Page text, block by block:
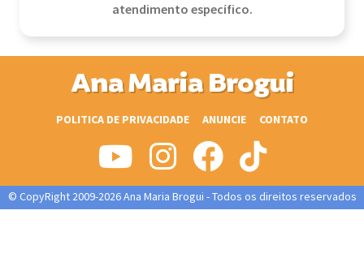
atendimento específico.
Ana Maria Brogui
POLITICA DE PRIVACIDADE ANUNCIE CONTATO
© CopyRight 2009-2026 Ana Maria Brogui - Todos os direitos reservados